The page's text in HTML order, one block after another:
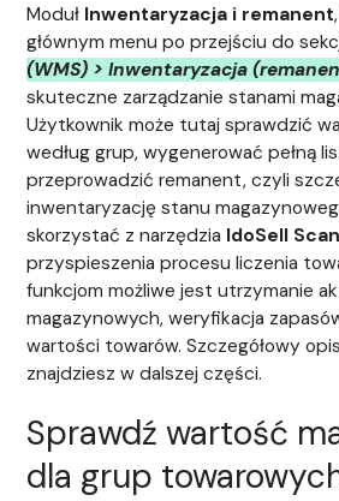
Moduł Inwentaryzacja i remanent
głównym menu po przejściu do
(WMS) > Inwentaryzacja
skuteczne zarządzanie stanami
Użytkownik może tutaj sprawdzić
według grup, wygenerować pełną
przeprowadzić remanent, czyli
inwentaryzację stanu
skorzystać z narzędzia IdoSell
przyspieszenia procesu liczenia
funkcjom możliwe jest utrzymanie
magazynowych, weryfikacja
wartości towarów. Szczegółowy
znajdziesz w dalszej części.
Sprawdź wartość
dla grup